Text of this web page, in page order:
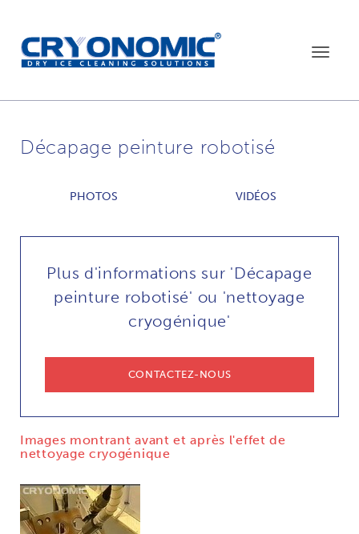
Toggle
Décapage peinture robotisé
PHOTOS VIDÉOS
Plus d'informations sur 'Décapage
peinture robotisé' ou 'nettoyage
cryogénique'
CONTACTEZ-NOUS
Images montrant avant et après l'effet de
nettoyage cryogénique